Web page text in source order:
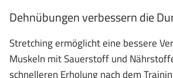
Dehnübungen verbessern die
Stretching ermöglicht eine bessere
Muskeln mit Sauerstoff und
schnelleren Erholung nach dem